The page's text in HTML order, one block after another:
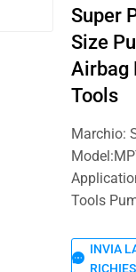
Super
Size
Airbag
Tools
Marchio:
Tools
INVIA